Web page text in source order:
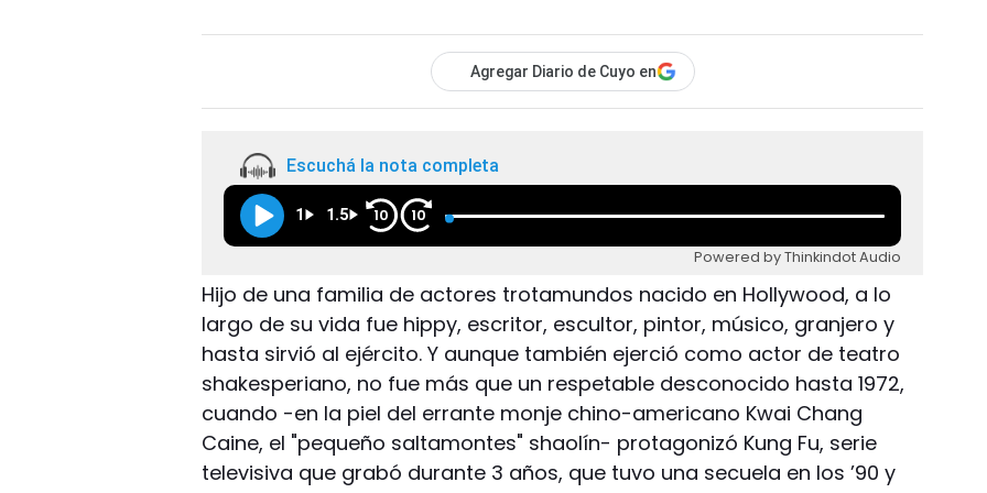
Agregar Diario de Cuyo en
Escuchá la nota completa
1 1.5 10 10
Powered by Thinkindot Audio
Hijo de una familia de actores trotamundos nacido en Hollywood, a lo
largo de su vida fue hippy, escritor, escultor, pintor, músico, granjero y
hasta sirvió al ejército. Y aunque también ejerció como actor de teatro
shakesperiano, no fue más que un respetable desconocido hasta 1972,
cuando -en la piel del errante monje chino-americano Kwai Chang
Caine, el "pequeño saltamontes" shaolín- protagonizó Kung Fu, serie
televisiva que grabó durante 3 años, que tuvo una secuela en los ’90 y